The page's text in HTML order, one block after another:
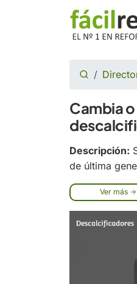
Cambia
Descripción:
de última
Ver más